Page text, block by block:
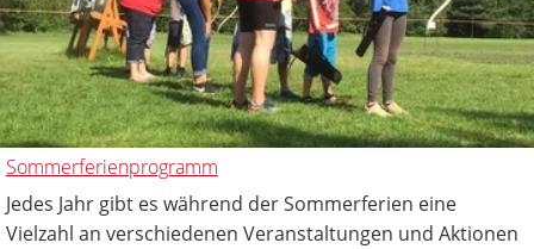
Sommerferienprogramm
Jedes Jahr gibt es während der Sommerferien eine
Vielzahl an verschiedenen Veranstaltungen und Aktionen